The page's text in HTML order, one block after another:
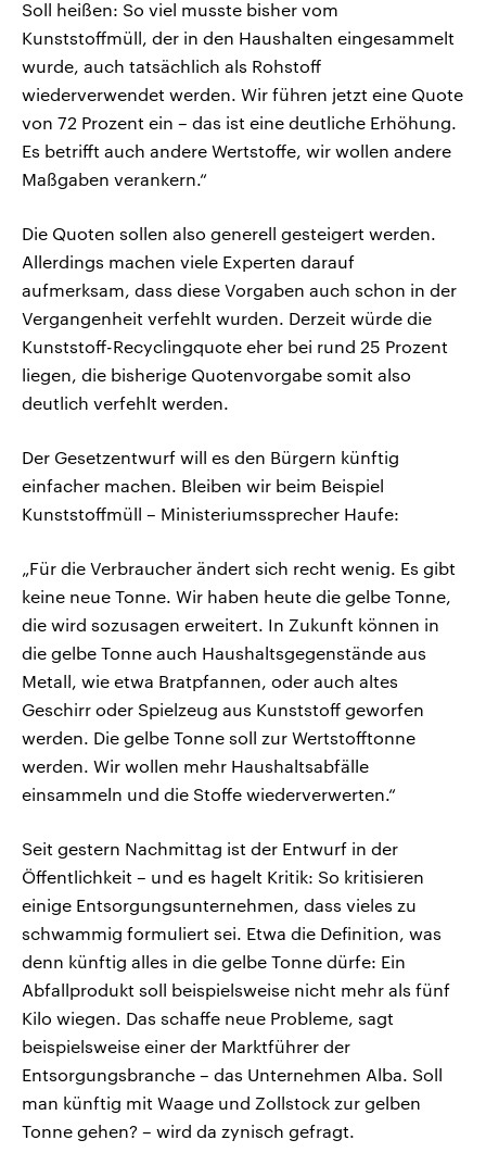
Soll heißen: So viel musste bisher vom
Kunststoffmüll, der in den Haushalten eingesammelt
wurde, auch tatsächlich als Rohstoff
wiederverwendet werden. Wir führen jetzt eine Quote
von 72 Prozent ein – das ist eine deutliche Erhöhung.
Es betrifft auch andere Wertstoffe, wir wollen andere
Maßgaben verankern.“
Die Quoten sollen also generell gesteigert werden.
Allerdings machen viele Experten darauf
aufmerksam, dass diese Vorgaben auch schon in der
Vergangenheit verfehlt wurden. Derzeit würde die
Kunststoff-Recyclingquote eher bei rund 25 Prozent
liegen, die bisherige Quotenvorgabe somit also
deutlich verfehlt werden.
Der Gesetzentwurf will es den Bürgern künftig
einfacher machen. Bleiben wir beim Beispiel
Kunststoffmüll – Ministeriumssprecher Haufe:
„Für die Verbraucher ändert sich recht wenig. Es gibt
keine neue Tonne. Wir haben heute die gelbe Tonne,
die wird sozusagen erweitert. In Zukunft können in
die gelbe Tonne auch Haushaltsgegenstände aus
Metall, wie etwa Bratpfannen, oder auch altes
Geschirr oder Spielzeug aus Kunststoff geworfen
werden. Die gelbe Tonne soll zur Wertstofftonne
werden. Wir wollen mehr Haushaltsabfälle
einsammeln und die Stoffe wiederverwerten.“
Seit gestern Nachmittag ist der Entwurf in der
Öffentlichkeit – und es hagelt Kritik: So kritisieren
einige Entsorgungsunternehmen, dass vieles zu
schwammig formuliert sei. Etwa die Definition, was
denn künftig alles in die gelbe Tonne dürfe: Ein
Abfallprodukt soll beispielsweise nicht mehr als fünf
Kilo wiegen. Das schaffe neue Probleme, sagt
beispielsweise einer der Marktführer der
Entsorgungsbranche – das Unternehmen Alba. Soll
man künftig mit Waage und Zollstock zur gelben
Tonne gehen? – wird da zynisch gefragt.